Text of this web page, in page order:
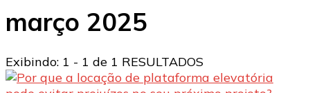
março 2025
Exibindo: 1 - 1 de 1 RESULTADOS